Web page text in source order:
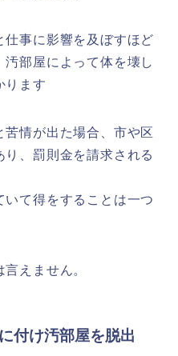
事に影響を及ぼすほど
部屋によって体を壊し
ります
情が出た場合、市や区
、罰則金を請求される
いて得をすることは一つ
えません。
付け汚部屋を脱出